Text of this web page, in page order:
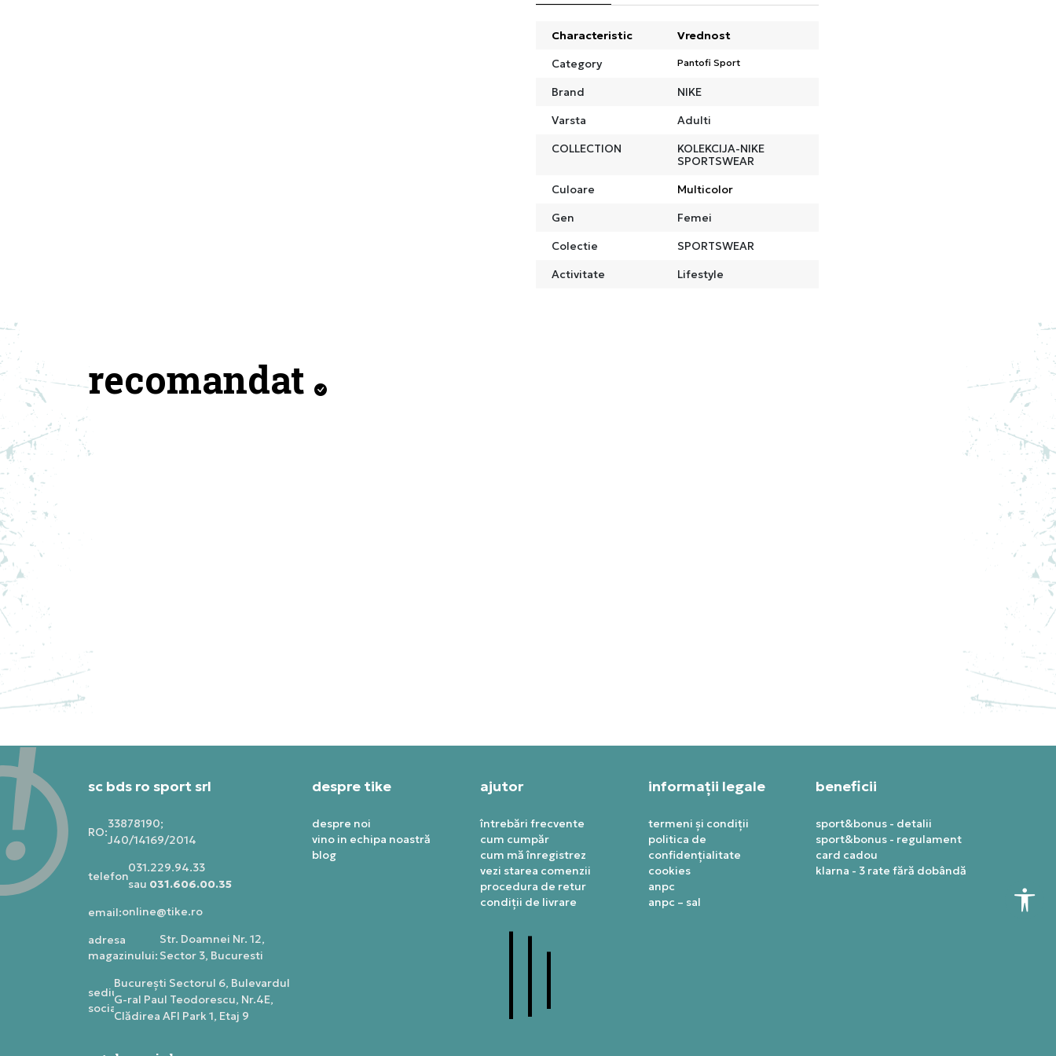
Characteristic
Vrednost
Category
Pantofi Sport
Brand
NIKE
Varsta
Adulti
COLLECTION
KOLEKCIJA-NIKE
SPORTSWEAR
Culoare
Multicolor
Gen
Femei
Colectie
SPORTSWEAR
Activitate
Lifestyle
recomandat
sc bds ro sport srl
RO:
33878190;
J40/14169/2014
telefon:
031.229.94.33
sau 031.606.00.35
email:online@tike.ro
adresa
magazinului:
Str. Doamnei Nr. 12,
Sector 3, Bucuresti
sediu
social:
Bucureşti Sectorul 6, Bulevardul
G-ral Paul Teodorescu, Nr.4E,
Clădirea AFI Park 1, Etaj 9
despre tike
despre noi
vino in echipa noastră
blog
ajutor
întrebări frecvente
cum cumpăr
cum mă înregistrez
vezi starea comenzii
procedura de retur
condiții de livrare
informații legale
termeni și condiții
politica de
confidențialitate
cookies
anpc
anpc – sal
beneficii
sport&bonus - detalii
sport&bonus - regulament
card cadou
klarna - 3 rate fără dobândă